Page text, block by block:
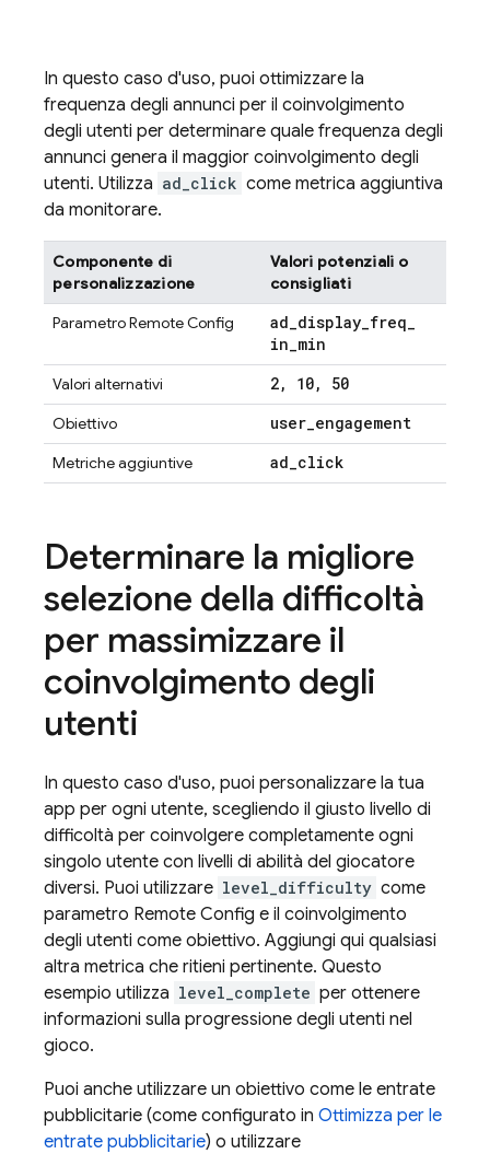
In questo caso d'uso, puoi ottimizzare la
frequenza degli annunci per il coinvolgimento
degli utenti per determinare quale frequenza degli
annunci genera il maggior coinvolgimento degli
utenti. Utilizza ad_click come metrica aggiuntiva
da monitorare.
Componente di
personalizzazione
Valori potenziali o
consigliati
ParametroRemote Config ad_display_freq_
in_min
Valori alternativi 2, 10, 50
Obiettivo user_engagement
Metriche aggiuntive ad_click
Determinare la migliore
selezione della difficoltà
per massimizzare il
coinvolgimento degli
utenti
In questo caso d'uso, puoi personalizzare la tua
app per ogni utente, scegliendo il giusto livello di
difficoltà per coinvolgere completamente ogni
singolo utente con livelli di abilità del giocatore
diversi. Puoi utilizzare level_difficulty come
parametro Remote Config e il coinvolgimento
degli utenti come obiettivo. Aggiungi qui qualsiasi
altra metrica che ritieni pertinente. Questo
esempio utilizza level_complete per ottenere
informazioni sulla progressione degli utenti nel
gioco.
Puoi anche utilizzare un obiettivo come le entrate
pubblicitarie (come configurato in Ottimizza per le
entrate pubblicitarie) o utilizzare